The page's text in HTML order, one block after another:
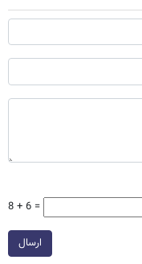
8 + 6 =
ارسال